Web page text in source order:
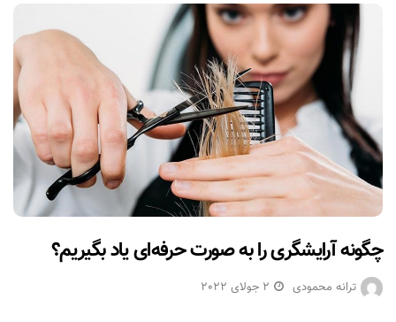
چگونه آرایشگری را به صورت حرفه‌ای یاد بگیریم؟
ترانه محمودی 2 جولای 2022